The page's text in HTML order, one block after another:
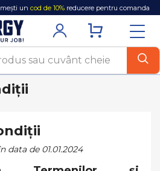
un cod de 10% reducere pentru comanda
ta!
data de 01.01.2024